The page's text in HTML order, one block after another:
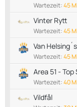
Wartezeit:45
Vinter Rytt
Wartezeit:45
Van
Wartezeit:45
Area 51 -
Wartezeit:40
Vildfål